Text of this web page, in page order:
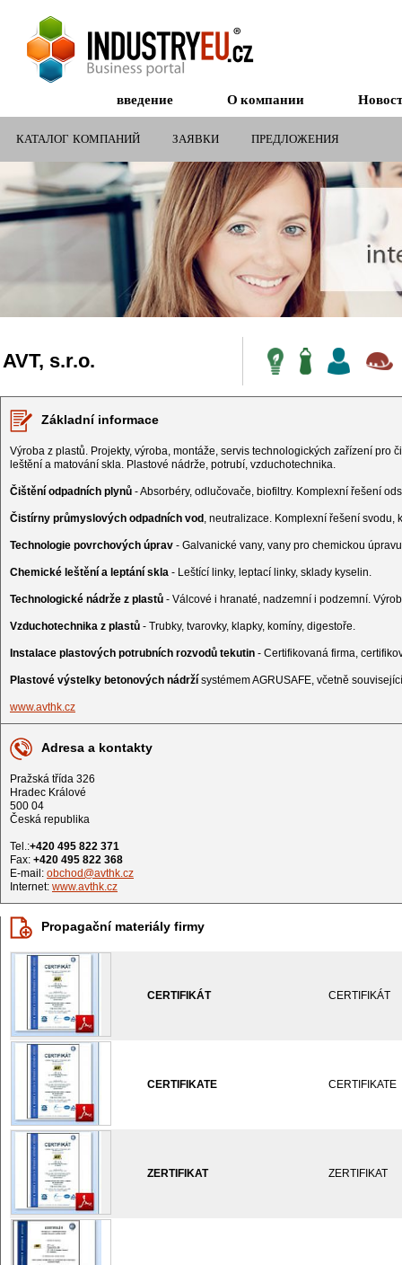
введение О компании
КАТАЛОГ КОМПАНИЙ ЗАЯВКИ ПРЕДЛОЖЕНИЯ
СУБСИДИИ ДЛЯ КОМПАНИЙ
AVT, s.r.o.
Základní informace
Výroba z plastů. Projekty, výroba, montáže, servis technologických zařízení
leštění a matování skla. Plastové nádrže, potrubí, vzduchotechnika.
Čištění odpadních plynů - Absorbéry, odlučovače, biofiltry. Komplexní řešení
Čistírny průmyslových odpadních vod , neutralizace. Komplexní řešení svodu,
Technologie povrchových úprav - Galvanické vany, vany pro chemickou
Chemické leštění a leptání skla - Leštící linky, leptací linky, sklady kyselin.
Technologické nádrže z plastů - Válcové i hranaté, nadzemní i podzemní.
Vzduchotechnika z plastů - Trubky, tvarovky, klapky, komíny, digestoře.
Instalace plastových potrubních rozvodů tekutin - Certifikovaná firma,
Plastové výstelky betonových nádrží systémem AGRUSAFE, včetně
www.avthk.cz
Adresa a kontakty
Pražská třída 326
Hradec Králové
500 04
Česká republika
Tel.:+420 495 822 371
Fax: +420 495 822 368
E-mail: obchod@avthk.cz
Internet: www.avthk.cz
Propagační materiály firmy
CERTIFIKÁT CERTIFIKÁT
CERTIFIKATE CERTIFIKATE
ZERTIFIKAT ZERTIFIKAT